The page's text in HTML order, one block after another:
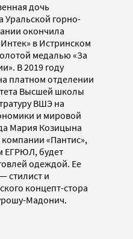
дочь
Уральской горно-
окончила
в Истринском
медалью «За
В 2019 году
платном отделении
Высшей школы
ВШЭ на
и мировой
Мария Козицына
«Пантис»,
ЕГРЮЛ, будет
одеждой. Ее
стилист и
концепт-стора
Мадонич.